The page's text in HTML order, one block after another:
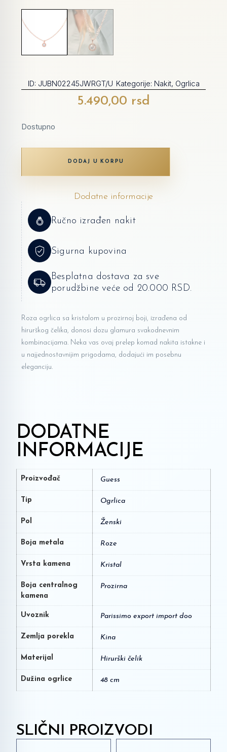
ID: JUBN02245JWRGT/U Kategorije: Nakit, Ogrlica
5.490,00 rsd
Dostupno
DODAJ U KORPU
Dodatne informacije
Ručno izrađen nakit
Sigurna kupovina
Besplatna dostava za sve
porudžbine veće od 20.000 RSD.
Roza ogrlica sa kristalom u prozirnoj boji, izrađena od
hirurškog čelika, donosi dozu glamura svakodnevnim
kombinacijama. Neka vas ovaj prelep komad nakita istakne i
u najjednostavnijim prigodama, dodajući im posebnu
eleganciju.
DODATNE
INFORMACIJE
Proizvođač Guess
Tip Ogrlica
Pol Ženski
Boja metala Roze
Vrsta kamena Kristal
Boja centralnog
kamena
Prozirna
Uvoznik Parissimo export import doo
Zemlja porekla Kina
Materijal Hirurški čelik
Dužina ogrlice 48 cm
SLIČNI PROIZVODI